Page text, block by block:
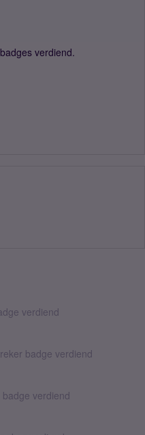
verdiend.
verdiend
badge verdiend
verdiend